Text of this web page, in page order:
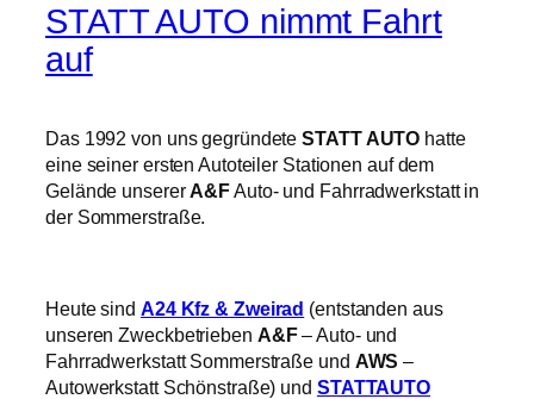
STATT AUTO nimmt Fahrt
auf
Das 1992 von uns gegründeteSTATT AUTO hatte
eine seiner ersten Autoteiler Stationen auf dem
Gelände unsererA&FAuto- und Fahrradwerkstatt in
der Sommerstraße.
Heute sind A24 Kfz & Zweirad (entstanden aus
unseren Zweckbetrieben A&F– Auto- und
Fahrradwerkstatt Sommerstraße und AWS–
Autowerkstatt Schönstraße) und STATTAUTO